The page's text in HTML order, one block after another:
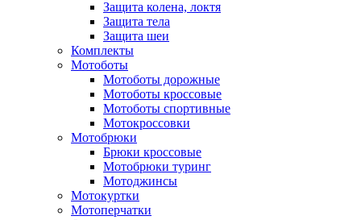
Защита колена, локтя
Защита тела
Защита шеи
Комплекты
Мотоботы
Мотоботы дорожные
Мотоботы кроссовые
Мотоботы спортивные
Мотокроссовки
Мотобрюки
Брюки кроссовые
Мотобрюки туринг
Мотоджинсы
Мотокуртки
Мотоперчатки